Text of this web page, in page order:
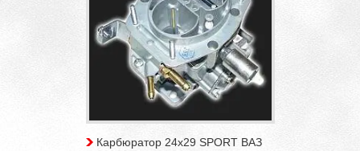
Карбюратор 24х29 SPORT ВАЗ